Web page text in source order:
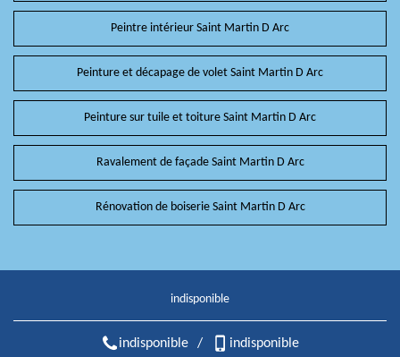
Peintre intérieur Saint Martin D Arc
Peinture et décapage de volet Saint Martin D Arc
Peinture sur tuile et toiture Saint Martin D Arc
Ravalement de façade Saint Martin D Arc
Rénovation de boiserie Saint Martin D Arc
indisponible
indisponible / indisponible